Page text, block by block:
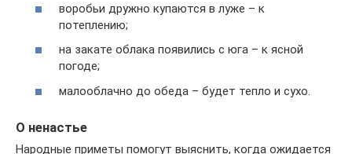
воробьи дружно купаются в луже – к
потеплению;
на закате облака появились с юга – к ясной
погоде;
малооблачно до обеда – будет тепло и сухо.
О ненастье
Народные приметы помогут выяснить, когда ожидается